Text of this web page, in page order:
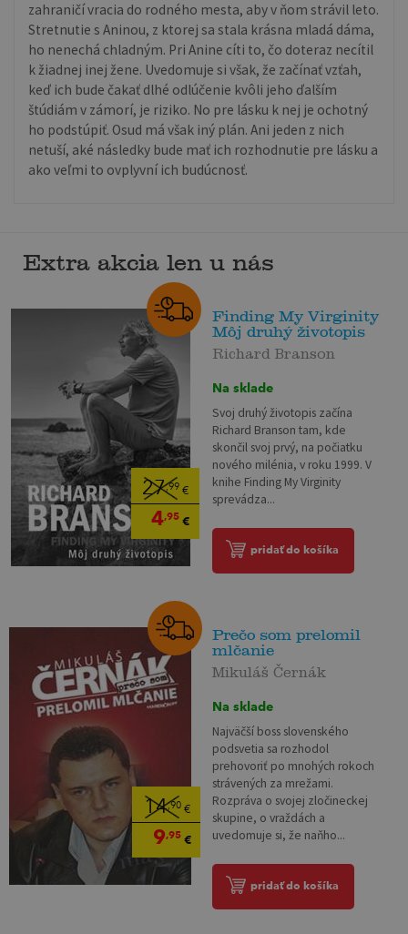
zahraničí vracia do rodného mesta, aby v ňom strávil leto.
Stretnutie s Aninou, z ktorej sa stala krásna mladá dáma,
ho nenechá chladným. Pri Anine cíti to, čo doteraz necítil
k žiadnej inej žene. Uvedomuje si však, že začínať vzťah,
keď ich bude čakať dlhé odlúčenie kvôli jeho ďalším
štúdiám v zámorí, je riziko. No pre lásku k nej je ochotný
ho podstúpiť. Osud má však iný plán. Ani jeden z nich
netuší, aké následky bude mať ich rozhodnutie pre lásku a
ako veľmi to ovplyvní ich budúcnosť.
Extra akcia len u nás
27,99 €
4,95 €
Finding My Virginity
Môj druhý životopis
Richard Branson
Na sklade
Svoj druhý životopis začína
Richard Branson tam, kde
skončil svoj prvý, na počiatku
nového milénia, v roku 1999. V
knihe Finding My Virginity
sprevádza...
pridať do košíka
14,90€
9,95€
Prečo som prelomil
mlčanie
Mikuláš Černák
Na sklade
Najväčší boss slovenského
podsvetia sa rozhodol
prehovoriť po mnohých rokoch
strávených za mrežami.
Rozpráva o svojej zločineckej
skupine, o vraždách a
uvedomuje si, že naňho...
pridať do košíka